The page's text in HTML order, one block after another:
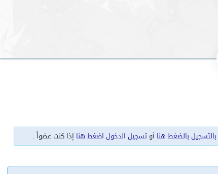
بالتسجيل بالضغط هنا أوتسجيل الدخول اضغط هنا إذا كنت عضواً .